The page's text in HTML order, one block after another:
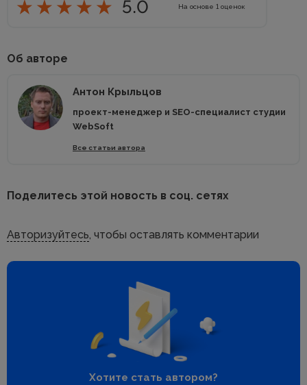
5.0 На основе 1 оценок
Об авторе
Антон Крыльцов
проект-менеджер и SEO-специалист студии
WebSoft
Все статьи автора
Поделитесь этой новость в соц. сетях
Авторизуйтесь, чтобы оставлять комментарии
Хотите стать автором?